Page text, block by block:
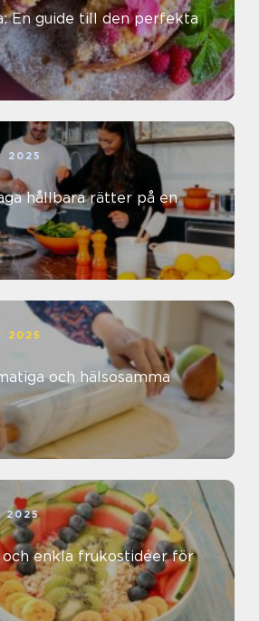
En guide till den perfekta
2025
hållbara rätter på en
2025
och hälsosamma
2025
och enkla frukostidéer för